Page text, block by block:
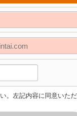
。左記内容に同意いた